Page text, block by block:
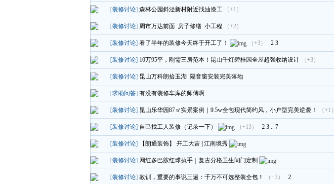
[装修讨论] 森林公园斜泾新村附近找油漆工 （+1）
[装修讨论] 周市万达前面 房子修缮 小工程 （+2）
[装修讨论] 看了半年的装修今天终于开工了！ （+3） 2 3
[装修讨论] 10万95平，刚需三房范本！昆山千灯碧桂园全屋超强收纳设计 （+3）
[装修讨论] 昆山万科朗拾玉湖 隔音窗安装完美落地
[求助问答] 有没有装修车库的师傅啊
[装修讨论] 昆山乐华园87㎡实景案例｜9.5w全包现代简约风，小户型完美逆袭！ （+1）
[装修讨论] 自己找工人装修（记录一下） （+13） 2 3 7
[装修讨论] 【朗通装饰】 开工大吉 | 江南境秀
[装修讨论] 网红多巴胺红球执手｜复古分格卫生间门定制
[装修讨论] 教训，重要的事说三遍：千万不可选整装全包！ （+3） 2